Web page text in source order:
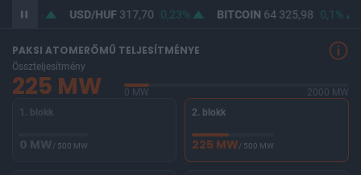
0,17% USD/HUF317,70 0,23% BITCOIN64 325,98 0,1%
PAKSI ATOMERŐMŰ TELJESÍTMÉNYE
Összteljesítmény
225 MW 0 MW
2000 MW
1. blokk
0 MW/ 500 MW
2. blokk
225 MW/ 500 MW